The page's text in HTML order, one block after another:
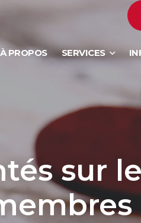
À PROPOS SERVICES
sur